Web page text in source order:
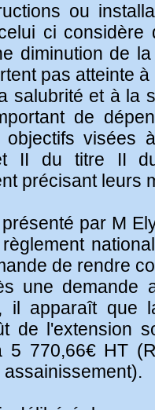
ou
ci considère
diminution de
pas atteinte
salubrité et à la
de
objectifs visées
II du titre II
précisant leurs
par M
de rendre
une demande
il apparaît que
de l'extension
5 770,66€ HT